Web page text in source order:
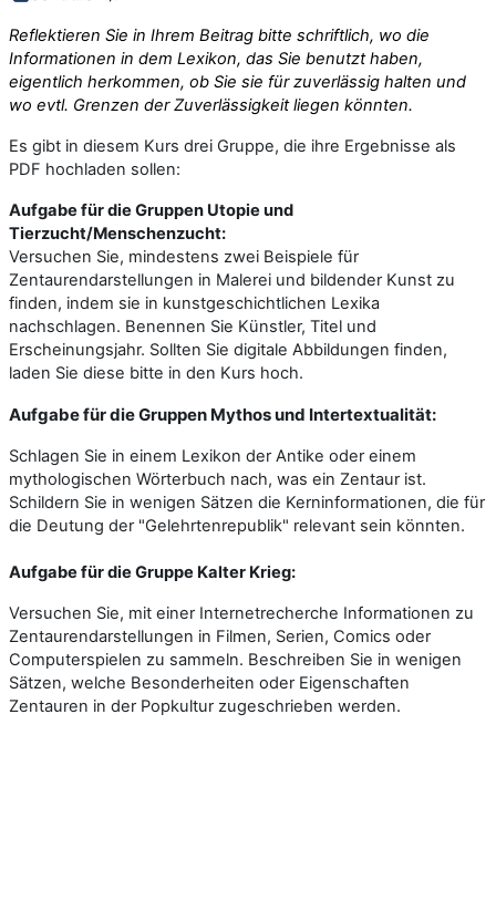
Reflektieren Sie in Ihrem Beitrag bitte schriftlich, wo die
Informationen in dem Lexikon, das Sie benutzt haben,
eigentlich herkommen, ob Sie sie für zuverlässig halten und
wo evtl. Grenzen der Zuverlässigkeit liegen könnten.
Es gibt in diesem Kurs drei Gruppe, die ihre Ergebnisse als
PDF hochladen sollen:
Aufgabe für die Gruppen Utopie und
Tierzucht/Menschenzucht:
Versuchen Sie, mindestens zwei Beispiele für
Zentaurendarstellungen in Malerei und bildender Kunst zu
finden, indem sie in kunstgeschichtlichen Lexika
nachschlagen. Benennen Sie Künstler, Titel und
Erscheinungsjahr. Sollten Sie digitale Abbildungen finden,
laden Sie diese bitte in den Kurs hoch.
Aufgabe für die Gruppen Mythos und Intertextualität:
Schlagen Sie in einem Lexikon der Antike oder einem
mythologischen Wörterbuch nach, was ein Zentaur ist.
Schildern Sie in wenigen Sätzen die Kerninformationen, die für
die Deutung der "Gelehrtenrepublik" relevant sein könnten.
Aufgabe für die Gruppe Kalter Krieg:
Versuchen Sie, mit einer Internetrecherche Informationen zu
Zentaurendarstellungen in Filmen, Serien, Comics oder
Computerspielen zu sammeln. Beschreiben Sie in wenigen
Sätzen, welche Besonderheiten oder Eigenschaften
Zentauren in der Popkultur zugeschrieben werden.